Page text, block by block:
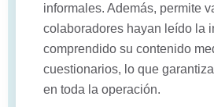
informales. Además, permite
colaboradores hayan leído la
comprendido su contenido
cuestionarios, lo que
en toda la operación.